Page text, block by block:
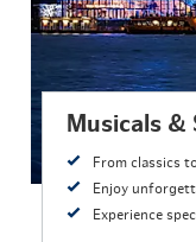
Musicals &
From classics
Enjoy
Experience